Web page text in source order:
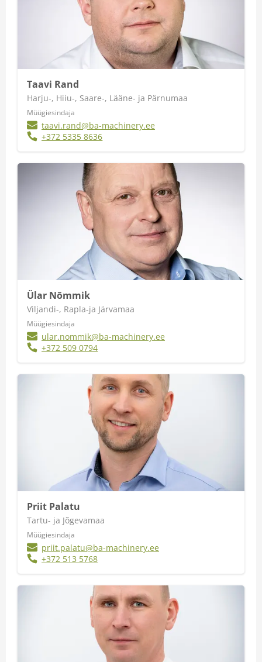
Taavi Rand
Harju-, Hiiu-, Saare-, Lääne- ja Pärnumaa
Müügiesindaja
taavi.rand@ba-machinery.ee
+372 5335 8636
Ülar Nõmmik
Viljandi-, Rapla-ja Järvamaa
Müügiesindaja
ular.nommik@ba-machinery.ee
+372 509 0794
Priit Palatu
Tartu- ja Jõgevamaa
Müügiesindaja
priit.palatu@ba-machinery.ee
+372 513 5768